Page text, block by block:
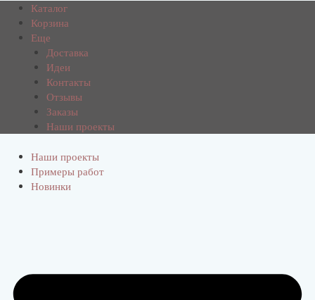
Каталог
Корзина
Еще
Доставка
Идеи
Контакты
Отзывы
Заказы
Наши проекты
Наши проекты
Примеры работ
Новинки